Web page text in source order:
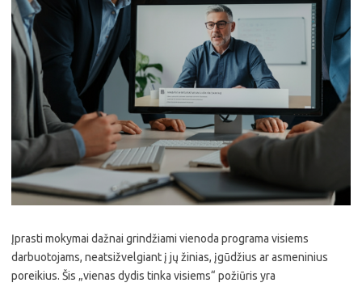
Įprasti mokymai dažnai grindžiami vienoda programa visiems
darbuotojams, neatsižvelgiant į jų žinias, įgūdžius ar asmeninius
poreikius. Šis „vienas dydis tinka visiems“ požiūris yra